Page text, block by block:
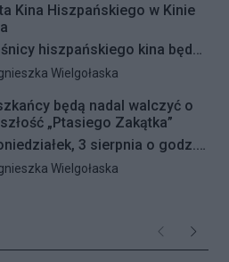
Ich kontynuację
na koniec sierpnia
działających metodą „na
mężczyznę w chwili, gdy
odebrać przygotowane
seniorkę 23 tysiące złotych.
usłyszał zarzut
oszustwa i decyzją sądu
na trzy miesiące do aresztu.
Kina Hiszpańskiego w Kinie
hiszpańskiego kina będą
wyjątkową okazję, by
filmy Pedra Almodóvara. Od
sierpnia Kino Wisła zaprasza
Kina Hiszpańskiego.
artykułu:Wielgołaska
będą nadal walczyć o
„Ptasiego Zakątka”
3 sierpnia o godz.
odbędzie się nadzwyczajna
inicjatywy
dotyczącej
artykułu:Wielgołaska
Poprzednie